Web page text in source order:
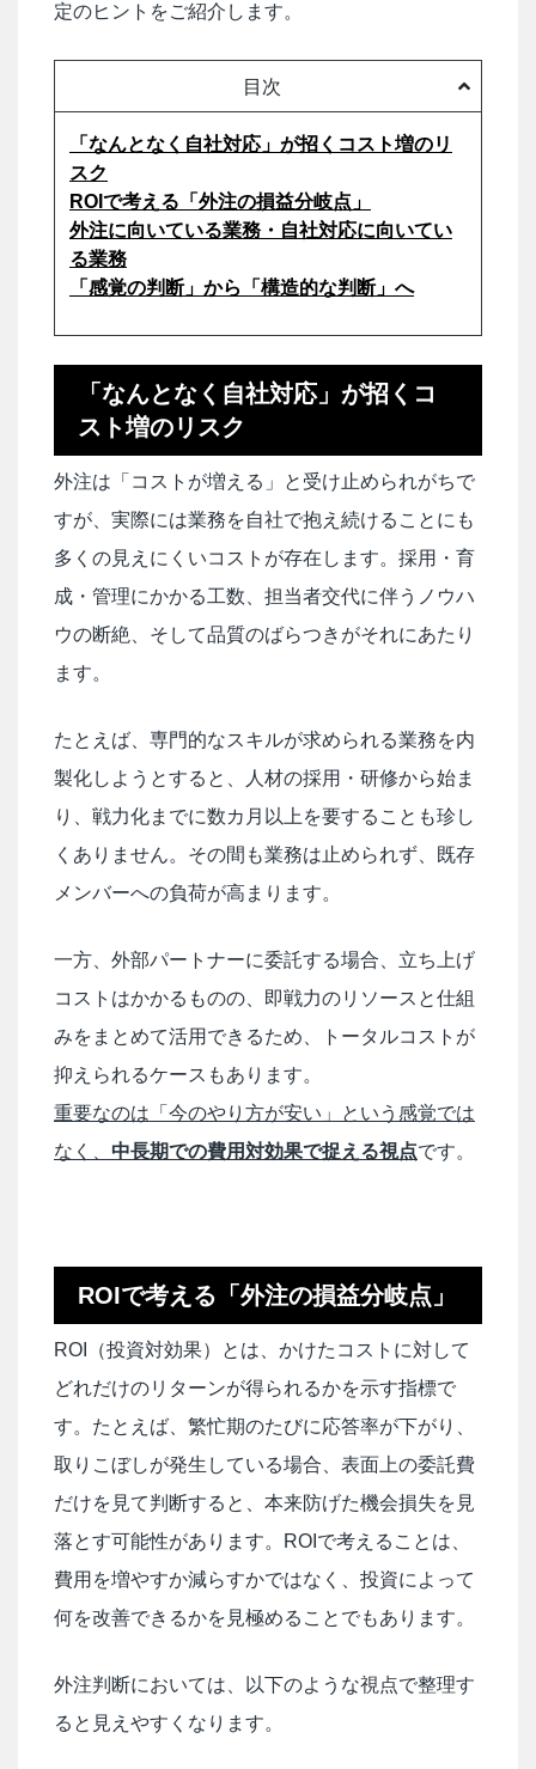
定のヒントをご紹介します。
目次
「なんとなく自社対応」が招くコスト増のリ
スク
ROIで考える「外注の損益分岐点」
外注に向いている業務・自社対応に向いてい
る業務
「感覚の判断」から「構造的な判断」へ
「なんとなく自社対応」が招くコ
スト増のリスク
外注は「コストが増える」と受け止められがちで
すが、実際には業務を自社で抱え続けることにも
多くの見えにくいコストが存在します。採用・育
成・管理にかかる工数、担当者交代に伴うノウハ
ウの断絶、そして品質のばらつきがそれにあたり
ます。
たとえば、専門的なスキルが求められる業務を内
製化しようとすると、人材の採用・研修から始ま
り、戦力化までに数カ月以上を要することも珍し
くありません。その間も業務は止められず、既存
メンバーへの負荷が高まります。
一方、外部パートナーに委託する場合、立ち上げ
コストはかかるものの、即戦力のリソースと仕組
みをまとめて活用できるため、トータルコストが
抑えられるケースもあります。
重要なのは「今のやり方が安い」という感覚では
なく、 中長期での費用対効果で捉える視点です。
ROIで考える「外注の損益分岐点」
ROI（投資対効果）とは、かけたコストに対して
どれだけのリターンが得られるかを示す指標で
す。たとえば、繁忙期のたびに応答率が下がり、
取りこぼしが発生している場合、表面上の委託費
だけを見て判断すると、本来防げた機会損失を見
落とす可能性があります。ROIで考えることは、
費用を増やすか減らすかではなく、投資によって
何を改善できるかを見極めることでもあります。
外注判断においては、以下のような視点で整理す
ると見えやすくなります。